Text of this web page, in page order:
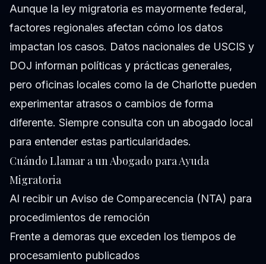
Aunque la ley migratoria es mayormente federal,
factores regionales afectan cómo los datos
impactan los casos. Datos nacionales de USCIS y
DOJ informan políticas y prácticas generales,
pero oficinas locales como la de Charlotte pueden
experimentar atrasos o cambios de forma
diferente. Siempre consulta con un abogado local
para entender estas particularidades.
Cuándo Llamar a un Abogado para Ayuda
Migratoria
Al recibir un Aviso de Comparecencia (NTA) para
procedimientos de remoción
Frente a demoras que exceden los tiempos de
procesamiento publicados